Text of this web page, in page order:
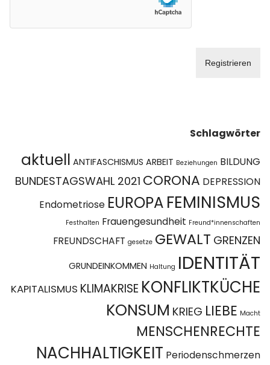
Schlagwörter
aktuell ANTIFASCHISMUS ARBEIT Beziehungen BILDUNG
BUNDESTAGSWAHL 2021 CORONA DEPRESSION
Endometriose EUROPA FEMINISMUS
Festhalten Frauengesundheit Freund*innenschaften
FREUNDSCHAFT gesetze GEWALT GRENZEN
GRUNDEINKOMMEN Haltung IDENTITÄT
KAPITALISMUS KLIMAKRISE KONFLIKTKÜCHE
KONSUM KRIEG LIEBE Macht
MENSCHENRECHTE
NACHHALTIGKEIT Periodenschmerzen